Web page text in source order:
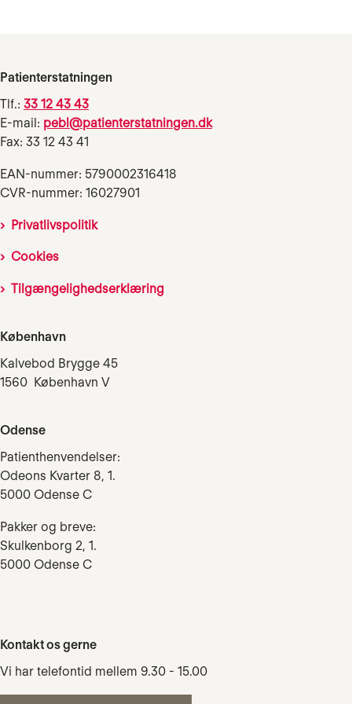
Patienterstatningen
Tlf.: 33 12 43 43
E-mail: pebl@patienterstatningen.dk
Fax: 33 12 43 41
EAN-nummer: 5790002316418
CVR-nummer: 16027901
Privatlivspolitik
Cookies
Tilgængelighedserklæring
København
Kalvebod Brygge 45
1560 København V
Odense
Patienthenvendelser:
Odeons Kvarter 8, 1.
5000 Odense C
Pakker og breve:
Skulkenborg 2, 1.
5000 Odense C
Kontakt os gerne
Vi har telefontid mellem 9.30 - 15.00